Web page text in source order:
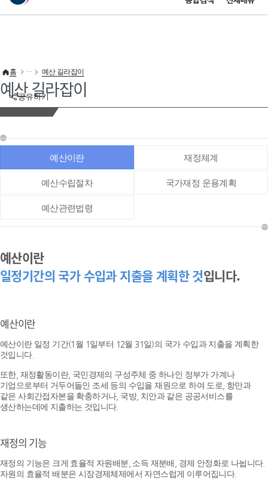
이 누리집은 대한민국 공식 전자정부 누리집입니다.
공유하기
홈 예산 길라잡이
예산 길라잡이
예산이란 재정체계
예산수립절차 국가재정 운용계획
예산관련법령
예산이란
일정기간의 국가 수입과 지출을 계획한 것입니다.
예산이란
예산이란 일정 기간(1월 1일부터 12월 31일)의 국가 수입과 지출을 계획한
것입니다.
또한, 재정활동이란, 국민경제의 구성주체 중 하나인 정부가 가계나
기업으로부터 거두어들인 조세 등의 수입을 재원으로 하여 도로, 항만과
같은 사회간접자본을 확충하거나, 국방, 치안과 같은 공공서비스를
생산하는데에 지출하는 것입니다.
재정의 기능
재정의 기능은 크게 효율적 자원배분, 소득 재분배, 경제 안정화로 나뉩니다.
자원의 효율적 배분은 시장경제체제에서 자연스럽게 이루어집니다.